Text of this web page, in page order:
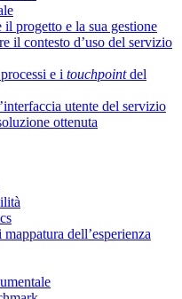
progetto e la sua gestione
il contesto d’uso del servizio
e i touchpointdel
utente del servizio
ottenuta
dell’esperienza